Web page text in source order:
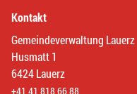
Kontakt
Gemeindeverwaltung Lauerz
Husmatt 1
6424 Lauerz
+41 41 818 66 88